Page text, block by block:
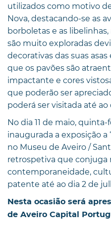
utilizados como motivo
Nova, destacando-se as
borboletas e as
são muito exploradas
decorativas das suas
que os pavões são
impactante e cores
que poderão ser
poderá ser visitada até
No dia 11 de maio, quinta-
inaugurada a exposição a
no Museu de Aveiro /
retrospetiva que conjuga
contemporaneidade,
patente até ao dia 2 de
Nesta ocasião será
de Aveiro Capital